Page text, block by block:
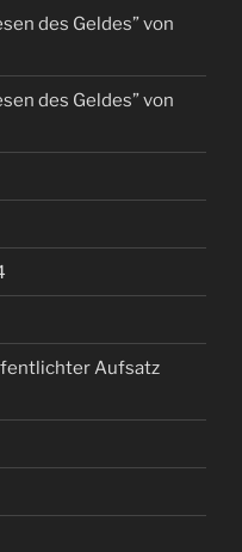
des Geldes” von
des Geldes” von
Aufsatz